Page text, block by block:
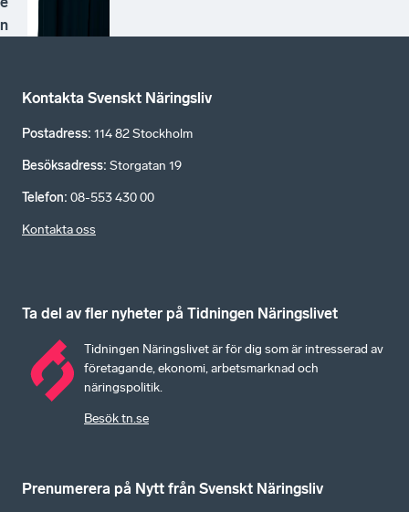
n
Kontakta Svenskt Näringsliv
Postadress: 114 82 Stockholm
Besöksadress: Storgatan 19
Telefon: 08-553 430 00
Kontakta oss
Ta del av fler nyheter på Tidningen Näringslivet
Tidningen Näringslivet är för dig som är intresserad av
företagande, ekonomi, arbetsmarknad och
näringspolitik.
Besök tn.se
Prenumerera på Nytt från Svenskt Näringsliv